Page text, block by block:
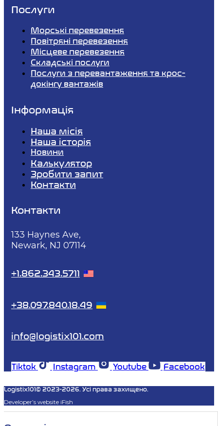
Послуги
Морські перевезення
Повітряні перевезення
Місцеве перевезення
Складські послуги
Послуги з перевантаження та крос-
докінгу вантажів
Інформація
Наша місія
Наша історія
Новини
Калькулятор
Зробити запит
Контакти
Контакти
133 Haynes Ave,
Newark, NJ 07114
+1.862.343.5711
+38.097.840.18.49
info@logistix101.com
Tiktok Instagram Youtube Facebook
Logistix101© 2023-2026. Усі права захищено.
Developer’s website iFish